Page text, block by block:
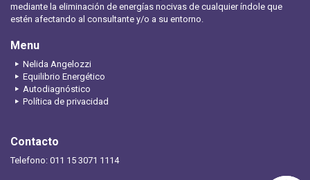
mediante la eliminación de energías nocivas de cualquier índole que
estén afectando al consultante y/o a su entorno.
Menu
Nelida Angelozzi
Equilibrio Energético
Autodiagnóstico
Política de privacidad
Contacto
Telefono: 011 15 3071 1114